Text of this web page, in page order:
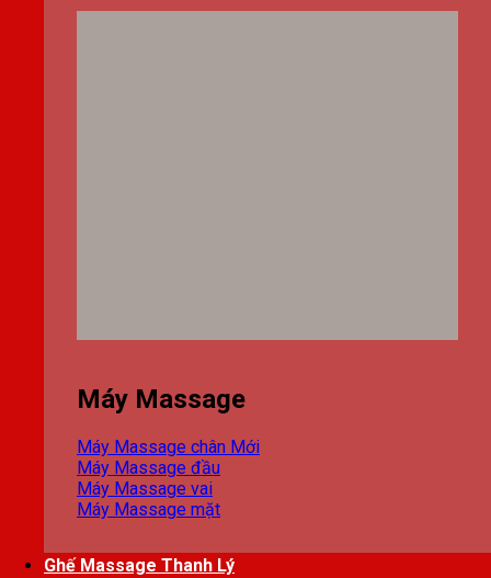
Máy Massage
Máy Massage chân
Máy Massage đầu
Máy Massage vai
Máy Massage mặt
Ghế Massage Thanh Lý